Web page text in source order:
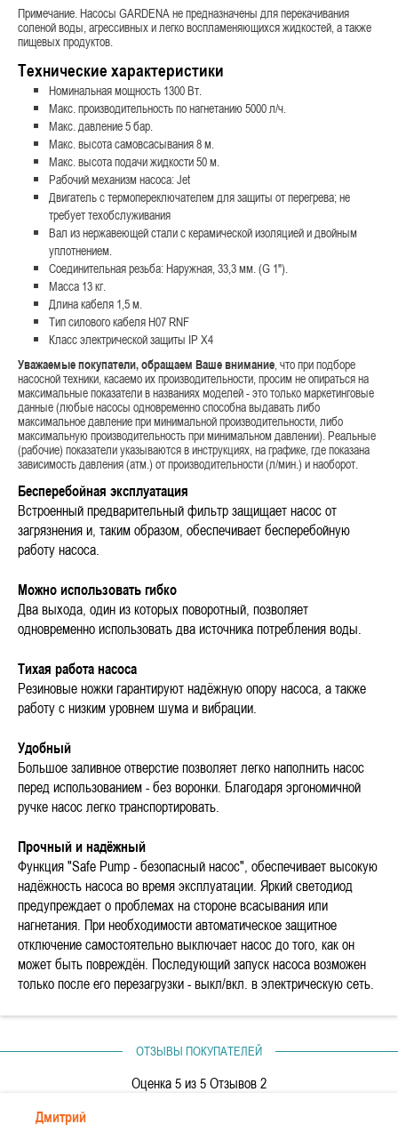
Примечание. Насосы GARDENA не предназначены для перекачивания
соленой воды, агрессивных и легко воспламеняющихся жидкостей, а также
пищевых продуктов.
Технические характеристики
Номинальная мощность 1300 Вт.
Макс. производительность по нагнетанию 5000 л/ч.
Макс. давление 5 бар.
Макс. высота самовсасывания 8 м.
Макс. высота подачи жидкости 50 м.
Рабочий механизм насоса: Jet
Двигатель с термопереключателем для защиты от перегрева; не
требует техобслуживания
Вал из нержавеющей стали с керамической изоляцией и двойным
уплотнением.
Соединительная резьба: Наружная, 33,3 мм. (G 1").
Масса 13 кг.
Длина кабеля 1,5 м.
Тип силового кабеля H07 RNF
Класс электрической защиты IP X4
Уважаемые покупатели, обращаем Ваше внимание, что при подборе
насосной техники, касаемо их производительности, просим не опираться на
максимальные показатели в названиях моделей - это только маркетинговые
данные (любые насосы одновременно способна выдавать либо
максимальное давление при минимальной производительности, либо
максимальную производительность при минимальном давлении). Реальные
(рабочие) показатели указываются в инструкциях, на графике, где показана
зависимость давления (атм.) от производительности (л/мин.) и наоборот.
Бесперебойная эксплуатация
Встроенный предварительный фильтр защищает насос от
загрязнения и, таким образом, обеспечивает бесперебойную
работу насоса.
Можно использовать гибко
Два выхода, один из которых поворотный, позволяет
одновременно использовать два источника потребления воды.
Тихая работа насоса
Резиновые ножки гарантируют надёжную опору насоса, а также
работу с низким уровнем шума и вибрации.
Удобный
Большое заливное отверстие позволяет легко наполнить насос
перед использованием - без воронки. Благодаря эргономичной
ручке насос легко транспортировать.
Прочный и надёжный
Функция "Safe Pump - безопасный насос", обеспечивает высокую
надёжность насоса во время эксплуатации. Яркий светодиод
предупреждает о проблемах на стороне всасывания или
нагнетания. При необходимости автоматическое защитное
отключение самостоятельно выключает насос до того, как он
может быть повреждён. Последующий запуск насоса возможен
только после его перезагрузки - выкл/вкл. в электрическую сеть.
ОТЗЫВЫ ПОКУПАТЕЛЕЙ
Оценка5из 5 Отзывов2
Дмитрий